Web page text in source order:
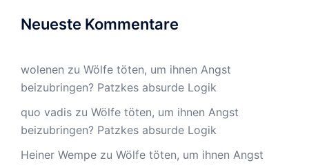
Neueste Kommentare
wolenen zu Wölfe töten, um ihnen Angst
beizubringen? Patzkes absurde Logik
quo vadis zu Wölfe töten, um ihnen Angst
beizubringen? Patzkes absurde Logik
Heiner Wempe zu Wölfe töten, um ihnen Angst